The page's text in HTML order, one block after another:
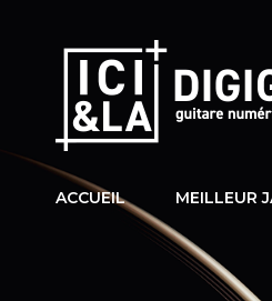
ACCUEIL MEILLEUR